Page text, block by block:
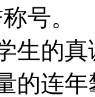
称号
生的
的连